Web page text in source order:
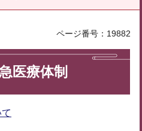
ページ番号：19882
医療体制